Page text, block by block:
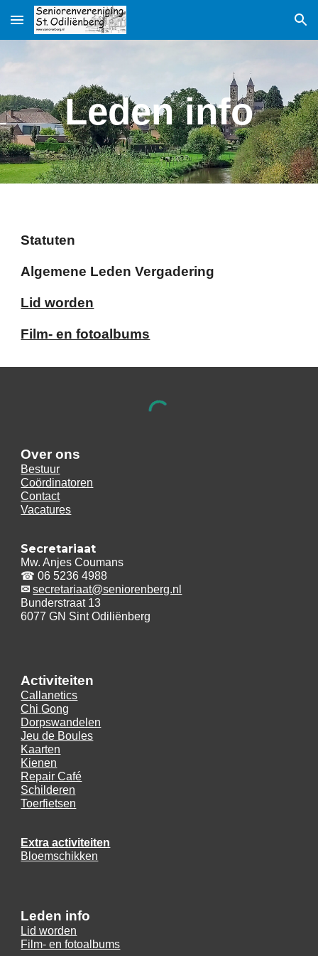
Skip to main content Skip to navigation
Leden info
Statuten
Algemene Leden Vergadering
Lid worden
Film- en fotoalbums
Over ons
Bestuur
Coördinatoren
Contact
Vacatures
Secretariaat
Mw. Anjes Coumans
☎06 5236 4988
✉secretariaat@seniorenberg.nl
Bunderstraat 13
6077 GN Sint Odiliënberg
Activiteiten
Callanetics
Chi Gong
Dorpswandelen
Jeu de Boules
Kaarten
Kienen
Repair Café
Schilderen
Toerfietsen
Extra activiteiten
Bloemschikken
Leden info
Lid worden
Film- en fotoalbums